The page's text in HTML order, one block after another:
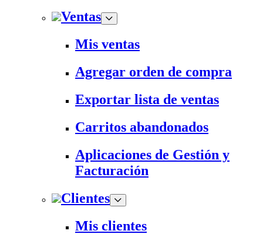
Ventas
Mis ventas
Agregar orden de compra
Exportar lista de ventas
Carritos abandonados
Aplicaciones de Gestión y
Facturación
Clientes
Mis clientes